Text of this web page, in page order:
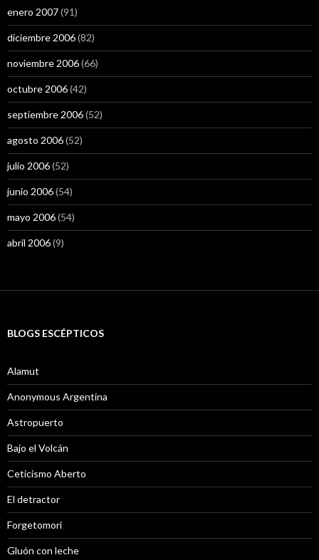
enero 2007(91)
diciembre 2006(82)
noviembre 2006(66)
octubre 2006(42)
septiembre 2006(52)
agosto 2006(52)
julio 2006(52)
junio 2006(54)
mayo 2006(54)
abril 2006(9)
BLOGS ESCÉPTICOS
Alamut
Anonymous Argentina
Astropuerto
Bajo el Volcán
Ceticismo Aberto
El detractor
Forgetomori
Gluón con leche